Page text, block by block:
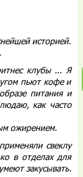
историей.
клубы ... Я
пьют кофе и
питания и
как часто
ожирением.
свеклу
в отделах для
закусывать.